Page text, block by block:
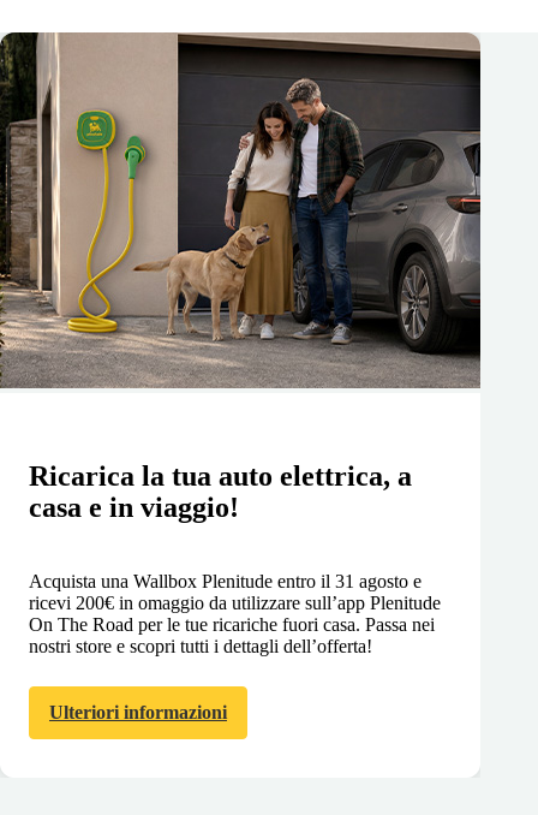
Ricarica la tua auto elettrica, a
casa e in viaggio!
Acquista una Wallbox Plenitude entro il 31 agosto e
ricevi 200€ in omaggio da utilizzare sull’app Plenitude
On The Road per le tue ricariche fuori casa. Passa nei
nostri store e scopri tutti i dettagli dell’offerta!
Ulteriori informazioni